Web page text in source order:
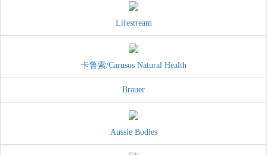
Lifestream
卡鲁索/Carusos Natural Health
Brauer
Aussie Bodies